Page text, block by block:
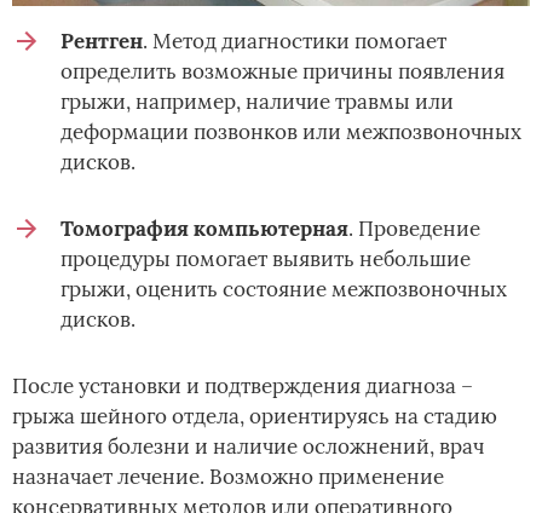
Рентген. Метод диагностики помогает
определить возможные причины появления
грыжи, например, наличие травмы или
деформации позвонков или межпозвоночных
дисков.
Томография компьютерная. Проведение
процедуры помогает выявить небольшие
грыжи, оценить состояние межпозвоночных
дисков.
После установки и подтверждения диагноза –
грыжа шейного отдела, ориентируясь на стадию
развития болезни и наличие осложнений, врач
назначает лечение. Возможно применение
консервативных методов или оперативного